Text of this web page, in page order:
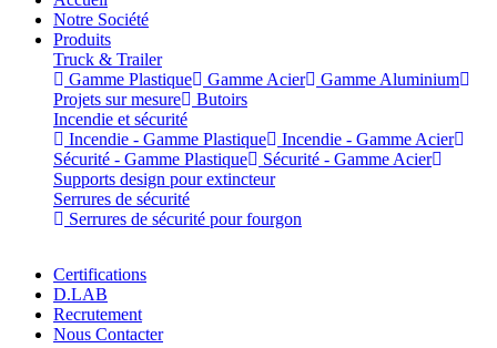
Notre Société
Produits
Truck & Trailer
Gamme Plastique
Gamme Acier
Gamme Aluminium
Projets sur mesure
Butoirs
Incendie et sécurité
Incendie - Gamme Plastique
Incendie - Gamme Acier
Sécurité - Gamme Plastique
Sécurité - Gamme Acier
Supports design pour extincteur
Serrures de sécurité
Serrures de sécurité pour fourgon
Certifications
D.LAB
Recrutement
Nous Contacter